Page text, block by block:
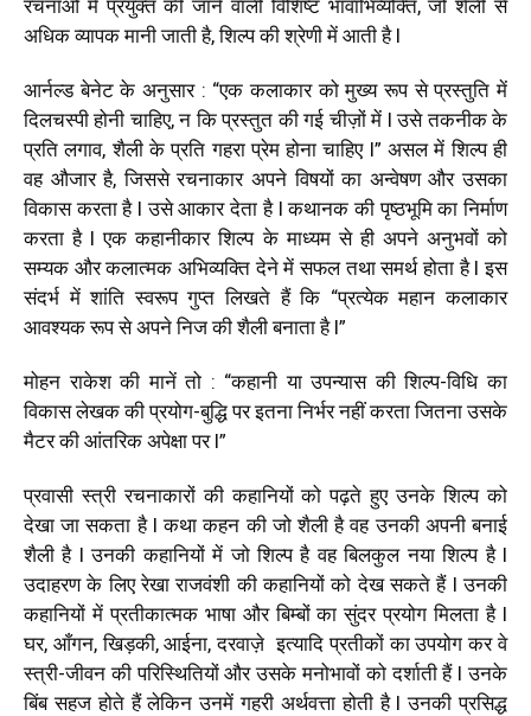
रचनाओं में प्रयुक्त की जाने वाली विशिष्ट भावाभिव्यक्ति, जो शैली से
अधिक व्यापक मानी जाती है, शिल्प की श्रेणी में आती है l
आर्नल्ड बेनेट के अनुसार : “एक कलाकार को मुख्य रूप से प्रस्तुति में
दिलचस्पी होनी चाहिए, न कि प्रस्तुत की गई चीज़ों में l उसे तकनीक के
प्रति लगाव, शैली के प्रति गहरा प्रेम होना चाहिए l” असल में शिल्प ही
वह औजार है, जिससे रचनाकार अपने विषयों का अन्वेषण और उसका
विकास करता है l उसे आकार देता है l कथानक की पृष्ठभूमि का निर्माण
करता है l एक कहानीकार शिल्प के माध्यम से ही अपने अनुभवों को
सम्यक और कलात्मक अभिव्यक्ति देने में सफल तथा समर्थ होता है l इस
संदर्भ में शांति स्वरूप गुप्त लिखते हैं कि “प्रत्येक महान कलाकार
आवश्यक रूप से अपने निज की शैली बनाता है l”
मोहन राकेश की मानें तो : “कहानी या उपन्यास की शिल्प-विधि का
विकास लेखक की प्रयोग-बुद्धि पर इतना निर्भर नहीं करता जितना उसके
मैटर की आंतरिक अपेक्षा पर l”
प्रवासी स्त्री रचनाकारों की कहानियों को पढ़ते हुए उनके शिल्प को
देखा जा सकता है l कथा कहन की जो शैली है वह उनकी अपनी बनाई
शैली है l उनकी कहानियों में जो शिल्प है वह बिलकुल नया शिल्प है l
उदाहरण के लिए रेखा राजवंशी की कहानियों को देख सकते हैं l उनकी
कहानियों में प्रतीकात्मक भाषा और बिम्बों का सुंदर प्रयोग मिलता है l
घर, आँगन, खिड़की, आईना, दरवाज़े इत्यादि प्रतीकों का उपयोग कर वे
स्त्री-जीवन की परिस्थितियों और उसके मनोभावों को दर्शाती हैं l उनके
बिंब सहज होते हैं लेकिन उनमें गहरी अर्थवत्ता होती है l उनकी प्रसिद्ध